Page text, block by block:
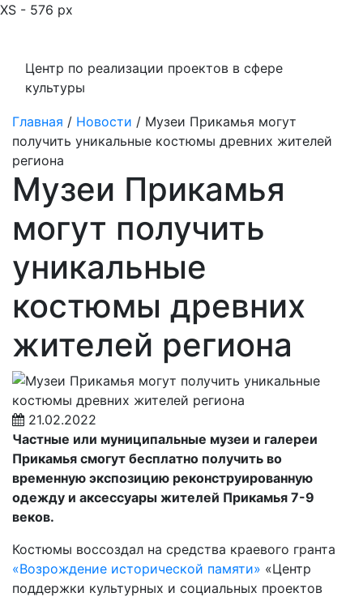
XS - 576 px
Центр по реализации проектов в сфере
культуры
Главная / Новости / Музеи Прикамья могут
получить уникальные костюмы древних жителей
региона
Музеи Прикамья
могут получить
уникальные
костюмы древних
жителей региона
21.02.2022
Частные или муниципальные музеи и галереи
Прикамья смогут бесплатно получить во
временную экспозицию реконструированную
одежду и аксессуары жителей Прикамья 7-9
веков.
Костюмы воссоздал на средства краевого гранта
«Возрождение исторической памяти» «Центр
поддержки культурных и социальных проектов